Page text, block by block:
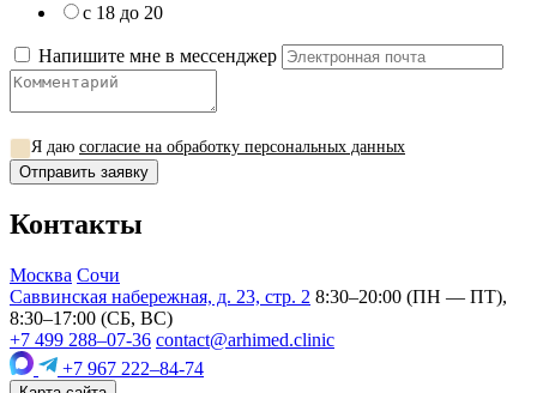
с 18 до 20
Напишите мне в мессенджер
Я даю согласие на обработку персональных данных
Отправить заявку
Контакты
Москва Сочи
Саввинская набережная, д. 23, стр. 2 8:30–20:00 (ПН — ПТ),
8:30–17:00 (СБ, ВС)
+7 499 288–07-36 contact@arhimed.clinic
+7 967 222–84-74